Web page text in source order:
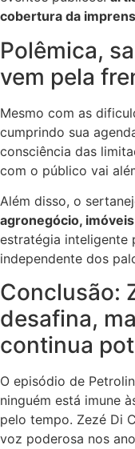
cobertura da
Polêmica,
vem pela
Mesmo com as
cumprindo sua
consciência das
com o público vai
Além disso, o
agronegócio,
estratégia inteligente
independente dos
Conclusão:
desafina,
continua
O episódio de
ninguém está imune
pelo tempo. Zezé Di
voz poderosa nos